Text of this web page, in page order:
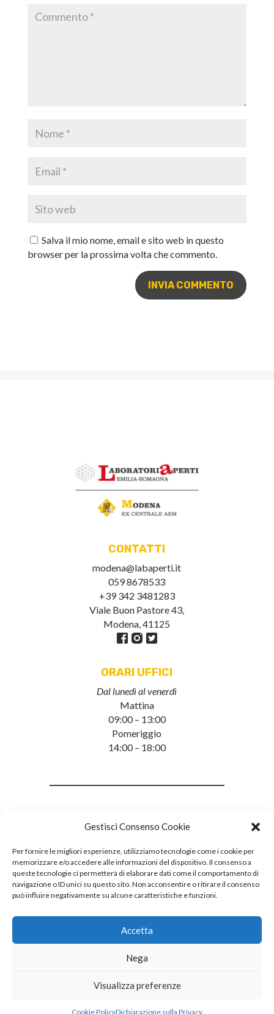
Gestisci Consenso Cookie
Per fornire le migliori esperienze, utilizziamo tecnologie come i cookie per
memorizzare e/o accedere alle informazioni del dispositivo. Il consenso a
queste tecnologie ci permetterà di elaborare dati come il comportamento di
navigazione o ID unici su questo sito. Non acconsentire o ritirare il consenso
può influire negativamente su alcune caratteristiche e funzioni.
Accetta
Nega
Visualizza preferenze
Cookie PolicyDichiarazione sulla Privacy
Salva il mio nome, email e sito web in questo
browser per la prossima volta che commento.
CONTATTI
modena@labaperti.it
059 8678533
+39 342 3481283
Viale Buon Pastore 43,
Modena, 41125
ORARI UFFICI
Dal lunedì al venerdì
Mattina
09:00 – 13:00
Pomeriggio
14:00 – 18:00